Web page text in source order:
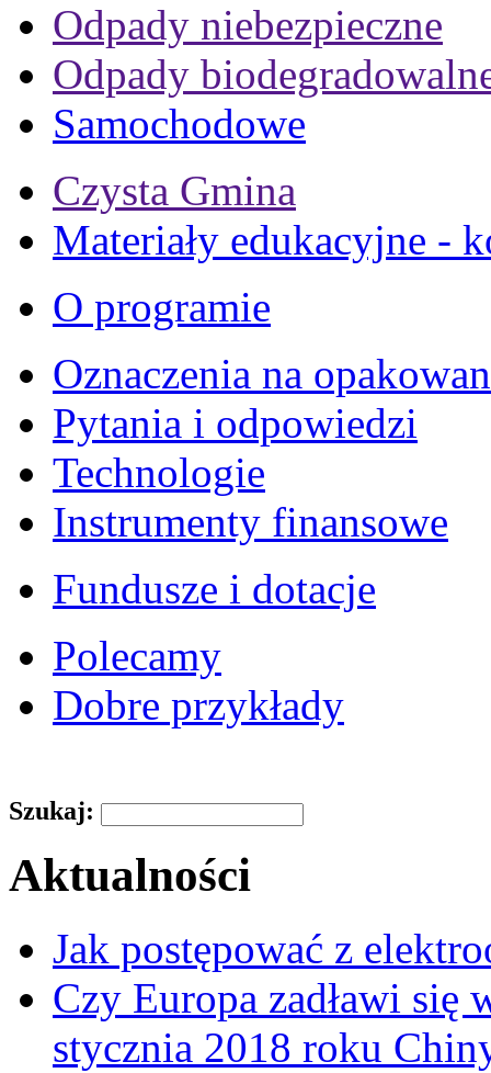
Odpady niebezpieczne
Odpady
Samochodowe
Czysta Gmina
Materiały edukacyjne -
O programie
Oznaczenia na
Pytania i odpowiedzi
Technologie
Instrumenty finansowe
Fundusze i dotacje
Polecamy
Dobre przykłady
Szukaj:
Aktualności
Jak postępować z
Czy Europa zadławi się
stycznia 2018 roku